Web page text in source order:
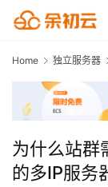
Home 独立服务器
为什么站群
的多IP服务